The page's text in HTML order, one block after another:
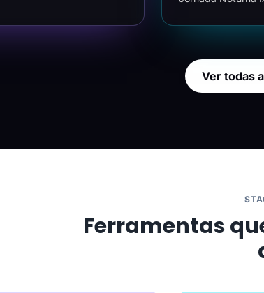
Ver todas
Ferramentas